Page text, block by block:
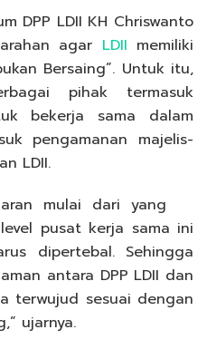
DPP LDII KH Chriswanto
agar LDII memiliki
Bersaing”. Untuk itu,
pihak termasuk
bekerja sama dalam
pengamanan majelis-
LDII.
mulai dari yang
pusat kerja sama ini
dipertebal. Sehingga
antara DPP LDII dan
terwujud sesuai dengan
ujarnya.